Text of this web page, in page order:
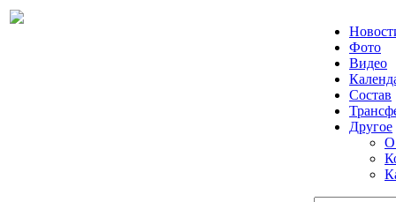
Фото
Видео
Состав
Другое
О